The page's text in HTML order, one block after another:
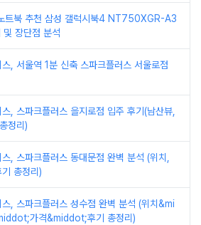
트북 추천 삼성 갤럭시북4 NT750XGR-A3
장단점 분석
, 서울역 1분 신축 스파크플러스 서울로점
, 스파크플러스 을지로점 입주 후기(남산뷰,
정리)
, 스파크플러스 동대문점 완벽 분석 (위치,
총정리)
, 스파크플러스 성수점 완벽 분석 (위치&mi
가격&middot;후기 총정리)